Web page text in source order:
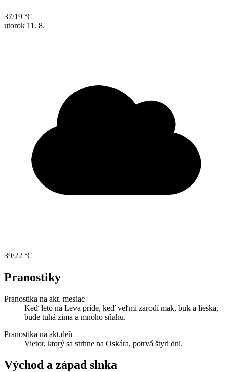
37/19 °C
utorok 11. 8.
39/22 °C
Pranostiky
Pranostika na akt. mesiac
Keď leto na Leva príde, keď veľmi zarodí mak, buk a lieska,
bude tuhá zima a mnoho sňahu.
Pranostika na akt.deň
Vietor, ktorý sa strhne na Oskára, potrvá štyri dni.
Východ a západ slnka